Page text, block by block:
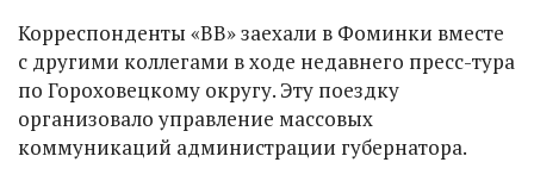
Корреспонденты «ВВ» заехали в Фоминки вместе
с другими коллегами в ходе недавнего пресс-тура
по Гороховецкому округу. Эту поездку
организовало управление массовых
коммуникаций администрации губернатора.